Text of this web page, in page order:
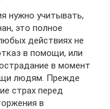
нужно учитывать,
это полное
действиях не
в помощи, или
в момент
людям. Прежде
страх перед
в